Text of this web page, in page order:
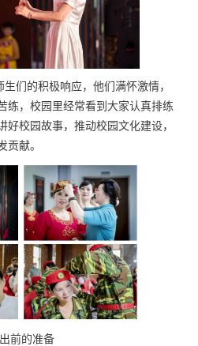
们的积极响应，他们满怀激情，
练，校园里经常看到大家认真排练
好校园故事，推动校园文化建设，
贡献。
前的准备